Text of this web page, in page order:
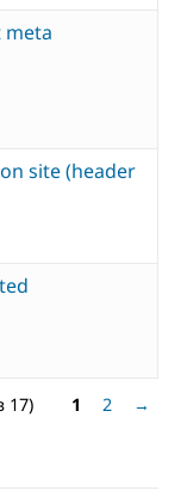
meta
site (header
17) 1 2 →